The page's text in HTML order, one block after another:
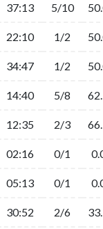
37:13 5/10
22:10 1/2
34:47 1/2
14:40 5/8
12:35 2/3
02:16 0/1
05:13 0/1
30:52 2/6
37:13 5/10
22:10 1/2
34:47 1/2
14:40 5/8
12:35 2/3
02:16 0/1
05:13 0/1
30:52 2/6